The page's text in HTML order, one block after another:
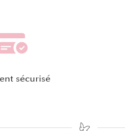
sécurisé